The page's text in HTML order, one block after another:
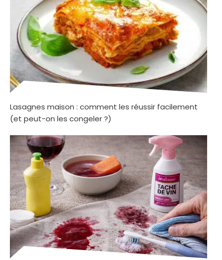
Lasagnes maison : comment les réussir facilement
(et peut-on les congeler ?)